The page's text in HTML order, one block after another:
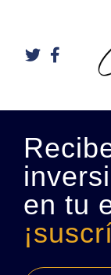
en tu